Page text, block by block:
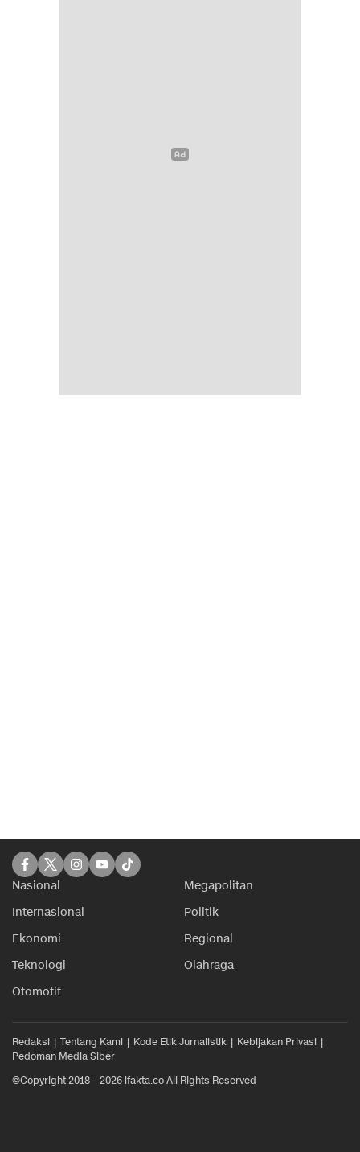
Nasional
Megapolitan
Internasional
Politik
Ekonomi
Regional
Teknologi
Olahraga
Otomotif
Redaksi Tentang Kami Kode Etik Jurnalistik
Kebijakan Privasi
Pedoman Media Siber
©Copyright 2018 – 2026 ifakta.co All Rights Reserved